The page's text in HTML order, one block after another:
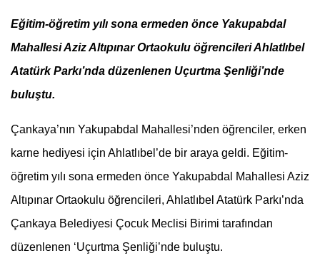
Eğitim-öğretim yılı sona ermeden önce Yakupabdal
Mahallesi Aziz Altıpınar Ortaokulu öğrencileri Ahlatlıbel
Atatürk Parkı’nda düzenlenen Uçurtma Şenliği’nde
buluştu.
Çankaya’nın Yakupabdal Mahallesi’nden öğrenciler, erken
karne hediyesi için Ahlatlıbel’de bir araya geldi. Eğitim-
öğretim yılı sona ermeden önce Yakupabdal Mahallesi Aziz
Altıpınar Ortaokulu öğrencileri, Ahlatlıbel Atatürk Parkı’nda
Çankaya Belediyesi Çocuk Meclisi Birimi tarafından
düzenlenen ‘Uçurtma Şenliği’nde buluştu.